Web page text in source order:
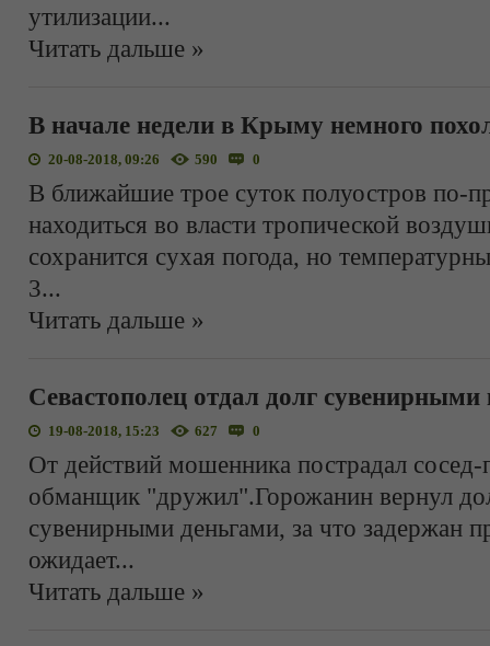
утилизации...
Читать дальше »
В начале недели в Крыму немного
20-08-2018, 09:26 590 0
В ближайшие трое суток полуостров по-
находиться во власти тропической
сохранится сухая погода, но
3...
Читать дальше »
Севастополец отдал долг
19-08-2018, 15:23 627 0
От действий мошенника пострадал
обманщик "дружил".Горожанин вернул
сувенирными деньгами, за что задержан
ожидает...
Читать дальше »